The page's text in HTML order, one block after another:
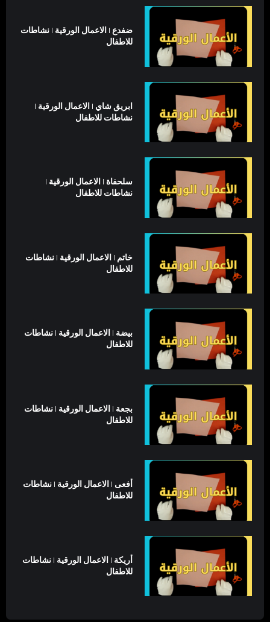
ضفدع | الاعمال الورقية | نشاطات
للاطفال
ابريق شاي | الاعمال الورقية |
نشاطات للاطفال
سلحفاة | الاعمال الورقية |
نشاطات للاطفال
خاتم | الاعمال الورقية | نشاطات
للاطفال
بيضة | الاعمال الورقية | نشاطات
للاطفال
بجعة | الاعمال الورقية | نشاطات
للاطفال
أفعى | الاعمال الورقية | نشاطات
للاطفال
أريكة | الاعمال الورقية | نشاطات
للاطفال